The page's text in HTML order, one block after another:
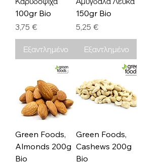
100gr Bio
Τιμή
3,75 €
Εξαντλημένο
150gr Bio
Τιμή
5,25 €
Εξαντλημένο
Green Foods,
Almonds 200g
Bio
Green Foods,
Cashews 200g
Bio